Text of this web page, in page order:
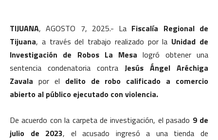
TIJUANA, AGOSTO 7, 2025.- La Fiscalía Regional de
Tijuana, a través del trabajo realizado por la Unidad de
Investigación de Robos La Mesa logró obtener una
sentencia condenatoria contra Jesús Ángel Aréchiga
Zavala por el delito de robo calificado a comercio
abierto al público ejecutado con violencia.
De acuerdo con la carpeta de investigación, el pasado 9 de
julio de 2023, el acusado ingresó a una tienda de